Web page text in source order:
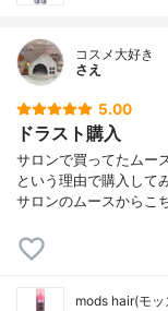
コスメ大好き
さえ
5.00
ドラスト購入
サロンで買ってたムー
という理由で購入して
サロンのムースからこ
mods hair(モッ